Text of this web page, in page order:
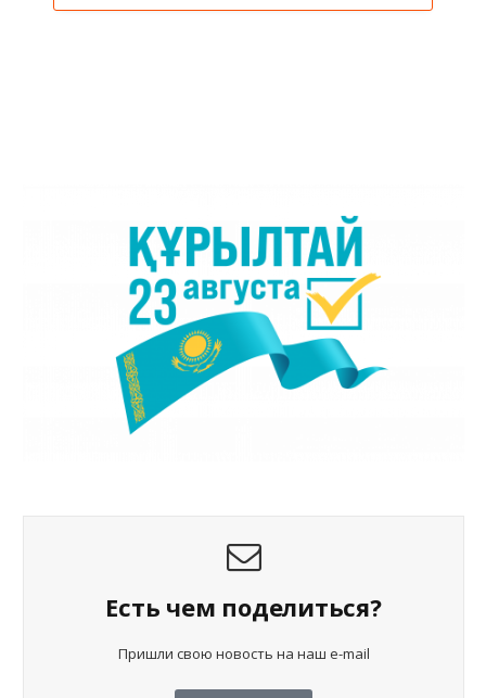
Есть чем поделиться?
Пришли свою новость на наш e-mail